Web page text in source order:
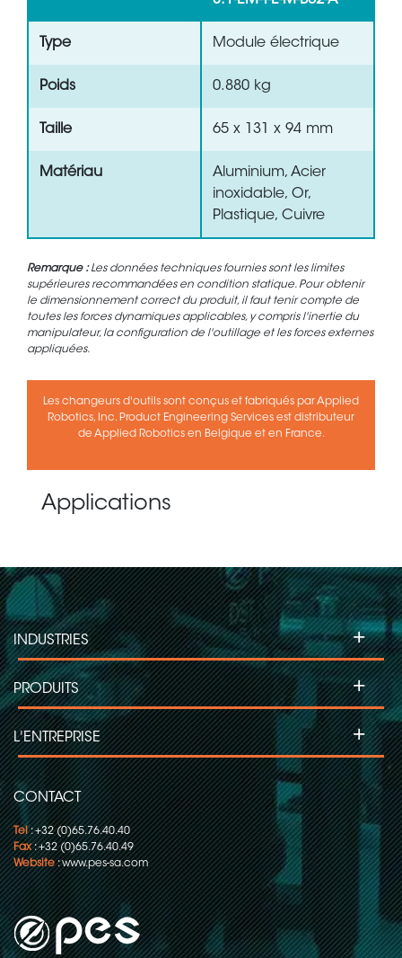
Type Module électrique
Poids 0.880 kg
Taille 65 x 131 x 94 mm
Matériau
Aluminium, Acier
inoxidable, Or,
Plastique, Cuivre
Remarque :Les données techniques fournies sont les limites
supérieures recommandées en condition statique. Pour obtenir
le dimensionnement correct du produit, il faut tenir compte de
toutes les forces dynamiques applicables, y compris l'inertie du
manipulateur, la configuration de l'outillage et les forces externes
appliquées.
Les changeurs d'outils sont conçus et fabriqués par Applied
Robotics, Inc. Product Engineering Services est distributeur
de Applied Robotics en Belgique et en France.
Applications
CONTACT
Tel: +32 (0)65.76.40.40
Fax: +32 (0)65.76.40.49
Website:www.pes-sa.com
INDUSTRIES +
PRODUITS +
L'ENTREPRISE +